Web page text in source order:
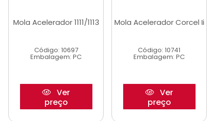
Mola Acelerador 1111/1113
Código: 10697
Embalagem: PC
Ver
preço
Mola Acelerador Corcel Ii
Código: 10741
Embalagem: PC
Ver
preço